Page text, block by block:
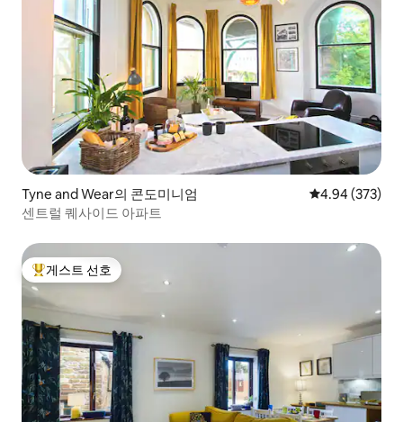
Tyne and Wear의 콘도미니엄 평점 4.94점(5
4.94 (373)
센트럴 퀘사이드 아파트
상위 게스트 선호
게스트 선호